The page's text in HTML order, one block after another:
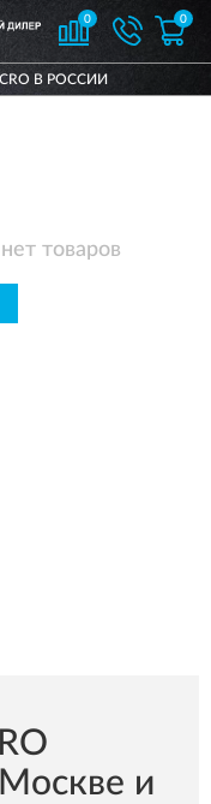
0 0
В РОССИИ
товаров
и